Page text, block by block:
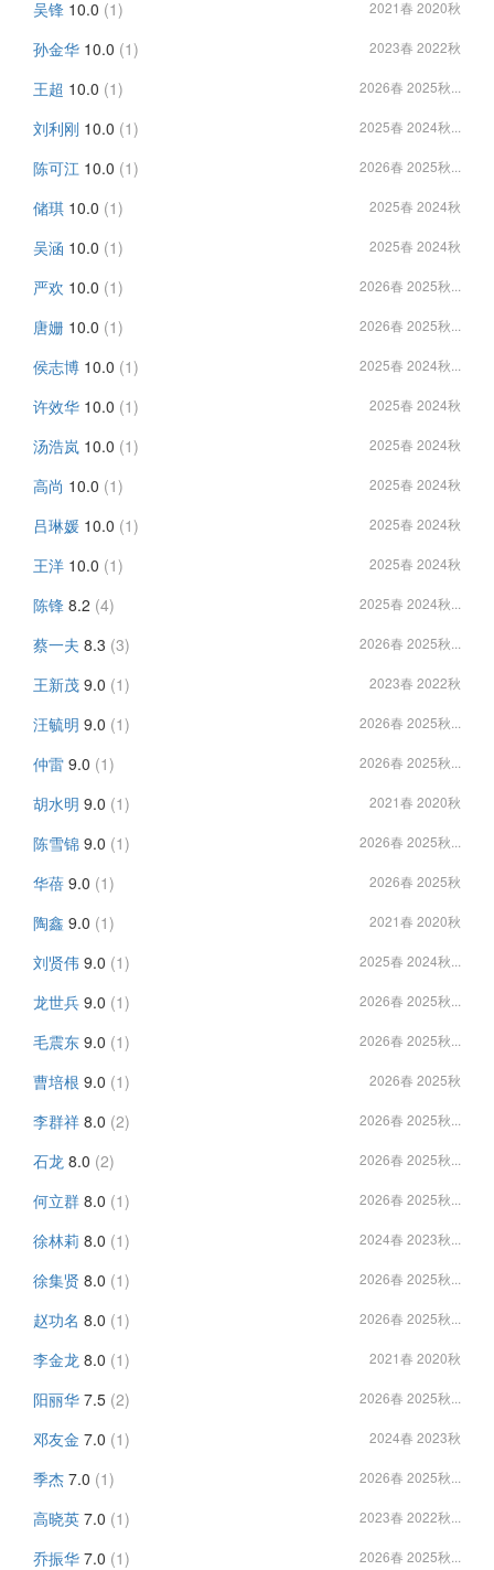
吴锋 10.0 (1) 2021春 2020秋
孙金华 10.0 (1) 2023春 2022秋
王超 10.0 (1) 2026春 2025秋...
刘利刚 10.0 (1) 2025春 2024秋...
陈可江 10.0 (1) 2026春 2025秋...
储琪 10.0 (1) 2025春 2024秋
吴涵 10.0 (1) 2025春 2024秋
严欢 10.0 (1) 2026春 2025秋...
唐姗 10.0 (1) 2026春 2025秋...
侯志博 10.0 (1) 2025春 2024秋...
许效华 10.0 (1) 2025春 2024秋
汤浩岚 10.0 (1) 2025春 2024秋
高尚 10.0 (1) 2025春 2024秋
吕琳媛 10.0 (1) 2025春 2024秋
王洋 10.0 (1) 2025春 2024秋
陈锋 8.2 (4) 2025春 2024秋...
蔡一夫 8.3 (3) 2026春 2025秋...
王新茂 9.0 (1) 2023春 2022秋
汪毓明 9.0 (1) 2026春 2025秋...
仲雷 9.0 (1) 2026春 2025秋...
胡水明 9.0 (1) 2021春 2020秋
陈雪锦 9.0 (1) 2026春 2025秋...
华蓓 9.0 (1) 2026春 2025秋
陶鑫 9.0 (1) 2021春 2020秋
刘贤伟 9.0 (1) 2025春 2024秋...
龙世兵 9.0 (1) 2026春 2025秋...
毛震东 9.0 (1) 2026春 2025秋...
曹培根 9.0 (1) 2026春 2025秋
李群祥 8.0 (2) 2026春 2025秋...
石龙 8.0 (2) 2026春 2025秋...
何立群 8.0 (1) 2026春 2025秋...
徐林莉 8.0 (1) 2024春 2023秋...
徐集贤 8.0 (1) 2026春 2025秋...
赵功名 8.0 (1) 2026春 2025秋...
李金龙 8.0 (1) 2021春 2020秋
阳丽华 7.5 (2) 2026春 2025秋...
邓友金 7.0 (1) 2024春 2023秋
季杰 7.0 (1) 2026春 2025秋...
高晓英 7.0 (1) 2023春 2022秋...
乔振华 7.0 (1) 2026春 2025秋...